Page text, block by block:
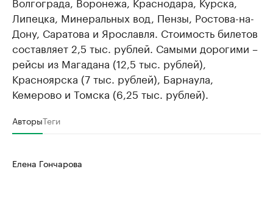
Липецка, Минеральных вод, Пензы, Ростова-на-
Дону, Саратова и Ярославля. Стоимость билетов
составляет 2,5 тыс. рублей. Самыми дорогими –
рейсы из Магадана (12,5 тыс. рублей),
Красноярска (7 тыс. рублей), Барнаула,
Кемерово и Томска (6,25 тыс. рублей).
АвторыТеги
Елена Гончарова